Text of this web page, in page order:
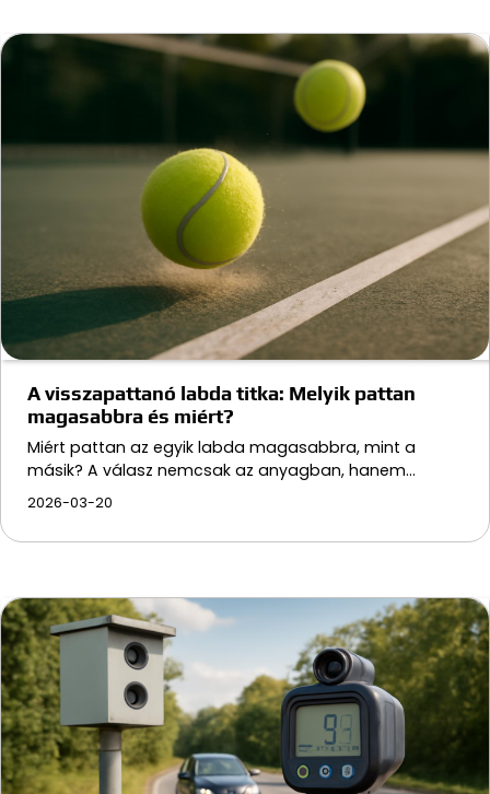
A visszapattanó labda titka: Melyik pattan
magasabbra és miért?
Miért pattan az egyik labda magasabbra, mint a
másik? A válasz nemcsak az anyagban, hanem…
2026-03-20